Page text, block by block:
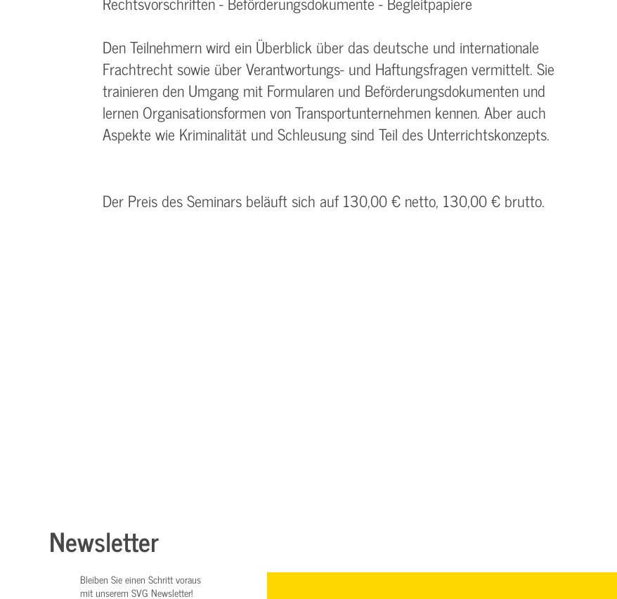
Den Teilnehmern wird ein Überblick über das deutsche und internationale
Frachtrecht sowie über Verantwortungs- und Haftungsfragen vermittelt. Sie
trainieren den Umgang mit Formularen und Beförderungsdokumenten und
lernen Organisationsformen von Transportunternehmen kennen. Aber auch
Aspekte wie Kriminalität und Schleusung sind Teil des Unterrichtskonzepts.
Der Preis des Seminars beläuft sich auf 130,00 € netto, 130,00 € brutto.
Newsletter
Bleiben Sie einen Schritt voraus
mit unserem SVG Newsletter!